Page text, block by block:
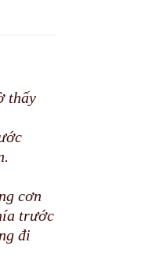
thấy
cơn
trước
đi